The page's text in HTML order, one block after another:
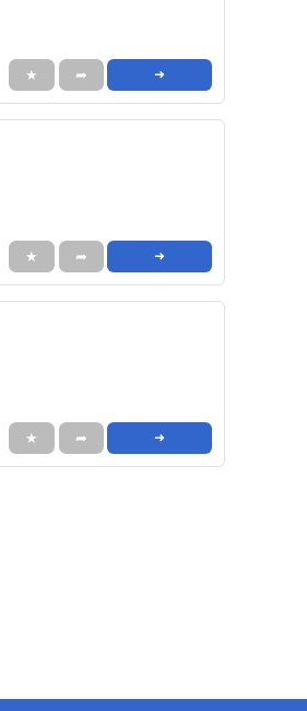
★ ➦ ➜
★ ➦ ➜
★ ➦ ➜